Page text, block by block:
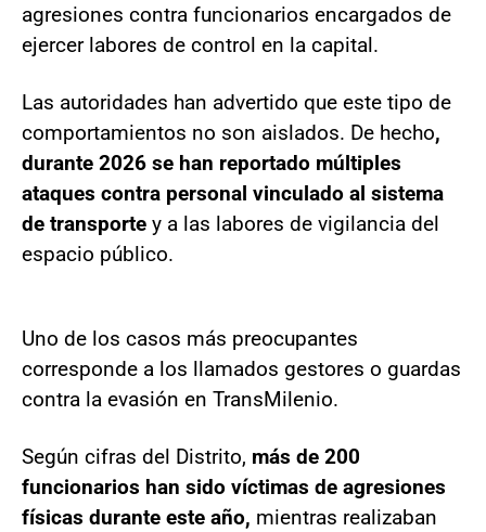
agresiones contra funcionarios encargados de
ejercer labores de control en la capital.
Las autoridades han advertido que este tipo de
comportamientos no son aislados. De hecho,
durante 2026 se han reportado múltiples
ataques contra personal vinculado al sistema
de transporte y a las labores de vigilancia del
espacio público.
Uno de los casos más preocupantes
corresponde a los llamados gestores o guardas
contra la evasión en TransMilenio.
Según cifras del Distrito, más de 200
funcionarios han sido víctimas de agresiones
físicas durante este año, mientras realizaban